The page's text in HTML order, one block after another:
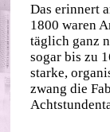
Das erinnert
1800 waren
täglich ganz
sogar bis zu
starke,
zwang die